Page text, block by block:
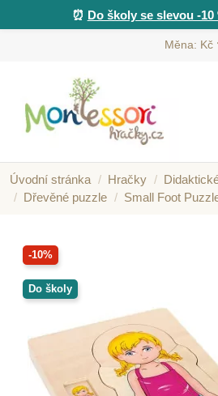
⏰ Do školy se slevou -10
Měna: Kč
Úvodní stránka Hračky
Dřevěné puzzle
Small Foot
-10%
Do školy